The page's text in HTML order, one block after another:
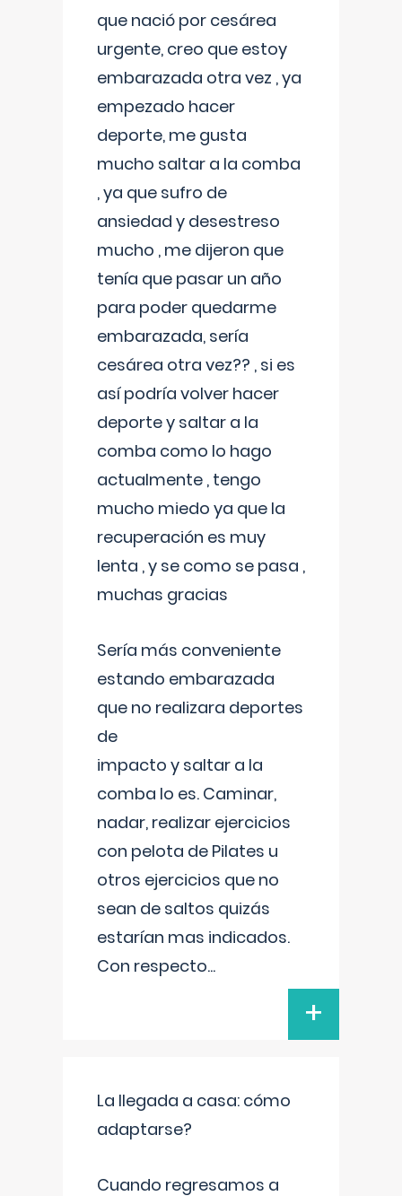
que nació por cesárea
urgente, creo que estoy
embarazada otra vez , ya
empezado hacer
deporte, me gusta
mucho saltar a la comba
, ya que sufro de
ansiedad y desestreso
mucho , me dijeron que
tenía que pasar un año
para poder quedarme
embarazada, sería
cesárea otra vez?? , si es
así podría volver hacer
deporte y saltar a la
comba como lo hago
actualmente , tengo
mucho miedo ya que la
recuperación es muy
lenta , y se como se pasa ,
muchas gracias
Sería más conveniente
estando embarazada
que no realizara deportes
de
impacto y saltar a la
comba lo es. Caminar,
nadar, realizar ejercicios
con pelota de Pilates u
otros ejercicios que no
sean de saltos quizás
estarían mas indicados.
Con respecto...
+
La llegada a casa: cómo
adaptarse?
Cuando regresamos a